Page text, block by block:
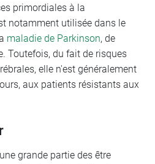
primordiales à la
notamment utilisée dans le
maladie de Parkinson, de
Toutefois, du fait de risques
elle n'est généralement
aux patients résistants aux
grande partie des être